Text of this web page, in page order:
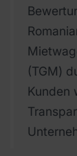
(TGM)
Kunden